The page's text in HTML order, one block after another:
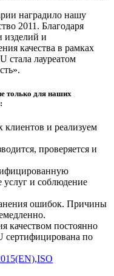
наградило нашу
2011. Благодаря
изделий и
качества в рамках
стала лауреатом
только для наших
и реализуем
проверяется и
услуг и соблюдение
ошибок. Причины
качеством постоянно
сертифицирована по
ISO